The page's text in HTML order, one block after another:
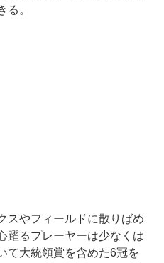
る。
やフィールドに散りばめ
躍るプレーヤーは少なくは
て大統領賞を含めた6冠を